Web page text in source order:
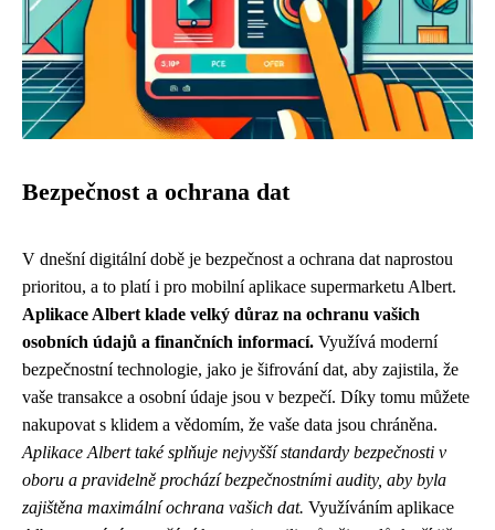
Bezpečnost a ochrana dat
V dnešní digitální době je bezpečnost a ochrana dat naprostou
prioritou, a to platí i pro mobilní aplikace supermarketu Albert.
Aplikace Albert klade velký důraz na ochranu vašich
osobních údajů a finančních informací. Využívá moderní
bezpečnostní technologie, jako je šifrování dat, aby zajistila, že
vaše transakce a osobní údaje jsou v bezpečí. Díky tomu můžete
nakupovat s klidem a vědomím, že vaše data jsou chráněna.
Aplikace Albert také splňuje nejvyšší standardy bezpečnosti v
oboru a pravidelně prochází bezpečnostními audity, aby byla
zajištěna maximální ochrana vašich dat. Využíváním aplikace